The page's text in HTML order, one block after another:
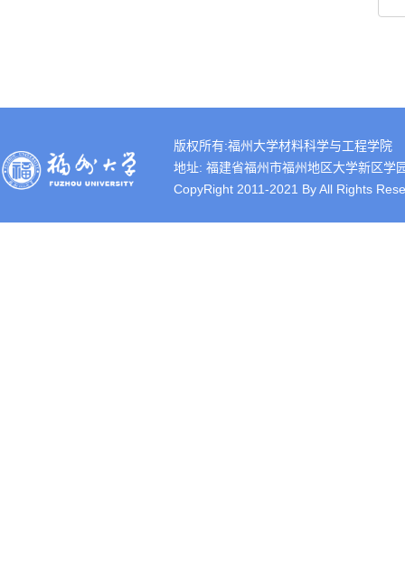
版权所有:福州大学材料科学与工程学院
地址: 福建省福州市福州地区大学新区
CopyRight 2011-2021 By All Rights